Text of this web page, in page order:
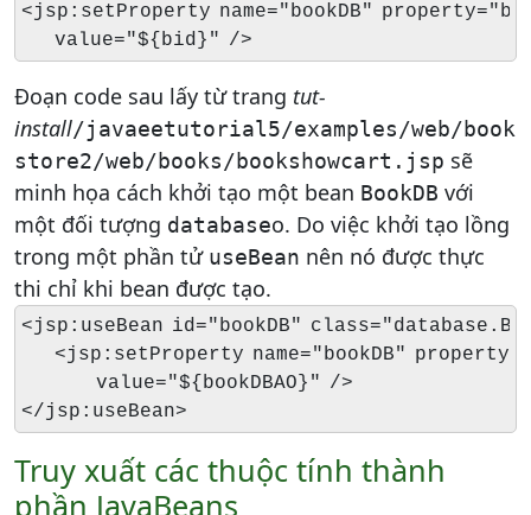
<jsp:setProperty name="bookDB"
    value="${bid}" />
Đoạn code sau lấy từ trang tut-
install/javaeetutorial5/examples/web/book
store2/web/books/bookshowcart.jsp sẽ
minh họa cách khởi tạo một bean BookDB với
một đối tượng databaseo. Do việc khởi tạo lồng
trong một phần tử useBean nên nó được thực
thi chỉ khi bean được tạo.
<jsp:useBean id="bookDB"
<jsp:setProperty name="bookDB"
         value="${bookDBAO}" />
</jsp:useBean>
Truy xuất các thuộc tính thành
phần JavaBeans